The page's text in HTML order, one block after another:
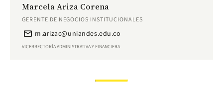
Marcela Ariza Corena
GERENTE DE NEGOCIOS INSTITUCIONALES
email m.arizac@uniandes.edu.co
VICERRECTORÍA ADMINISTRATIVA Y FINANCIERA